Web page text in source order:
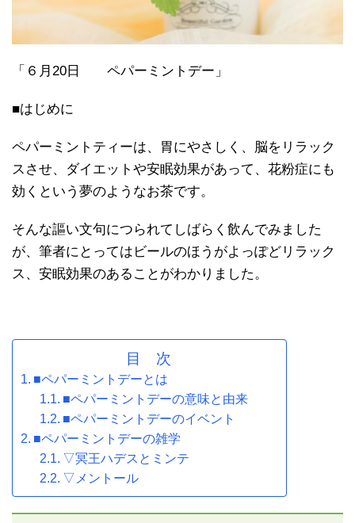
「６月20日 ペパーミントデー」
■はじめに
ペパーミントティーは、胃にやさしく、脳をリラック
スさせ、ダイエットや安眠効果があって、花粉症にも
効くという夢のようなお茶です。
そんな謳い文句につられてしばらく飲んでみました
が、筆者にとってはビールのほうがよっぽどリラック
ス、安眠効果のあることがわかりました。
目 次
■ペパーミントデーとは
■ペパーミントデーの意味と由来
■ペパーミントデーのイベント
■ペパーミントデーの雑学
▽冥王ハデスとミンテ
▽メントール